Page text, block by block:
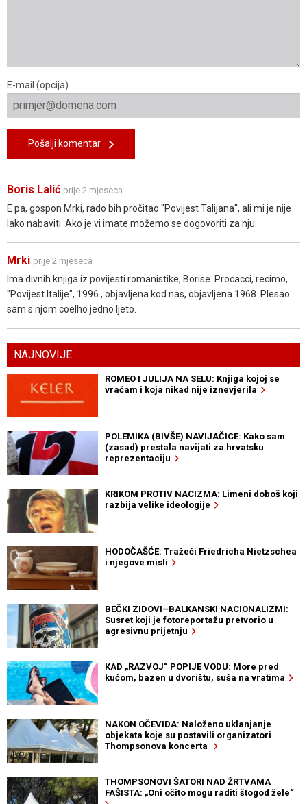
E-mail (opcija)
Pošalji komentar
Boris Lalić prije 2 mjeseca
E pa, gospon Mrki, rado bih pročitao "Povijest Talijana", ali mi je nije
lako nabaviti. Ako je vi imate možemo se dogovoriti za nju.
Mrki prije 2 mjeseca
Ima divnih knjiga iz povijesti romanistike, Borise. Procacci, recimo,
"Povijest Italije", 1996., objavljena kod nas, objavljena 1968. Plesao
sam s njom coelho jedno ljeto.
NAJNOVIJE
ROMEO I JULIJA NA SELU: Knjiga kojoj se
vraćam i koja nikad nije iznevjerila
POLEMIKA (BIVŠE) NAVIJAČICE: Kako sam
(zasad) prestala navijati za hrvatsku
reprezentaciju
KRIKOM PROTIV NACIZMA: Limeni doboš koji
razbija velike ideologije
HODOČAŠĆE: Tražeći Friedricha Nietzschea
i njegove misli
BEČKI ZIDOVI–BALKANSKI NACIONALIZMI:
Susret koji je fotoreportažu pretvorio u
agresivnu prijetnju
KAD „RAZVOJ“ POPIJE VODU: More pred
kućom, bazen u dvorištu, suša na vratima
NAKON OČEVIDA: Naloženo uklanjanje
objekata koje su postavili organizatori
Thompsonova koncerta
THOMPSONOVI ŠATORI NAD ŽRTVAMA
FAŠISTA: „Oni očito mogu raditi štogod žele“